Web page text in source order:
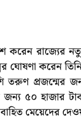
করেন রাজ্যের
ঘোষণা করেন
তরুণ প্রজন্মের
৫০ হাজার
মেয়েদের